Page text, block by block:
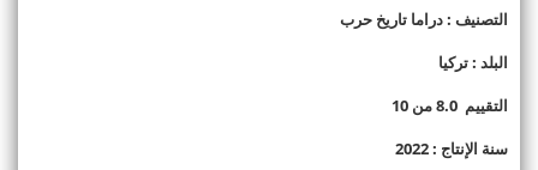
التصنيف : دراما تاريخ حرب
البلد : تركيا
التقييم 8.0 من 10
سنة الإنتاج : 2022